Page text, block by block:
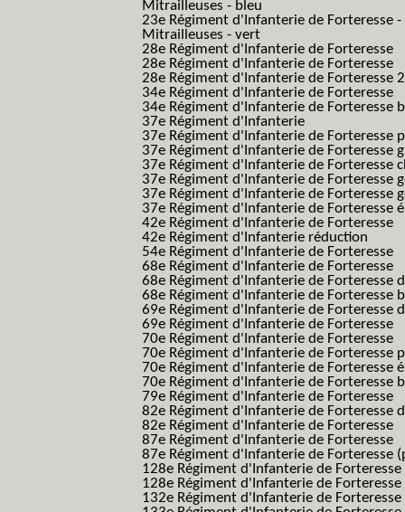
Mitrailleuses - bleu
23e Régiment d'Infanterie de Forteresse
Mitrailleuses - vert
28e Régiment d'Infanterie de Forteresse
28e Régiment d'Infanterie de Forteresse
28e Régiment d'Infanterie de Forteresse
34e Régiment d'Infanterie de Forteresse
34e Régiment d'Infanterie de Forteresse
37e Régiment d'Infanterie
37e Régiment d'Infanterie de Forteresse
37e Régiment d'Infanterie de Forteresse
37e Régiment d'Infanterie de Forteresse
37e Régiment d'Infanterie de Forteresse
37e Régiment d'Infanterie de Forteresse
37e Régiment d'Infanterie de Forteresse
42e Régiment d'Infanterie de Forteresse
42e Régiment d'Infanterie réduction
54e Régiment d'Infanterie de Forteresse
68e Régiment d'Infanterie de Forteresse
68e Régiment d'Infanterie de Forteresse
68e Régiment d'Infanterie de Forteresse
69e Régiment d'Infanterie de Forteresse
69e Régiment d'Infanterie de Forteresse
70e Régiment d'Infanterie de Forteresse
70e Régiment d'Infanterie de Forteresse
70e Régiment d'Infanterie de Forteresse
70e Régiment d'Infanterie de Forteresse
79e Régiment d'Infanterie de Forteresse
82e Régiment d'Infanterie de Forteresse
82e Régiment d'Infanterie de Forteresse
87e Régiment d'Infanterie de Forteresse
87e Régiment d'Infanterie de Forteresse
128e Régiment d'Infanterie de Forteresse
128e Régiment d'Infanterie de
132e Régiment d'Infanterie de Forteresse